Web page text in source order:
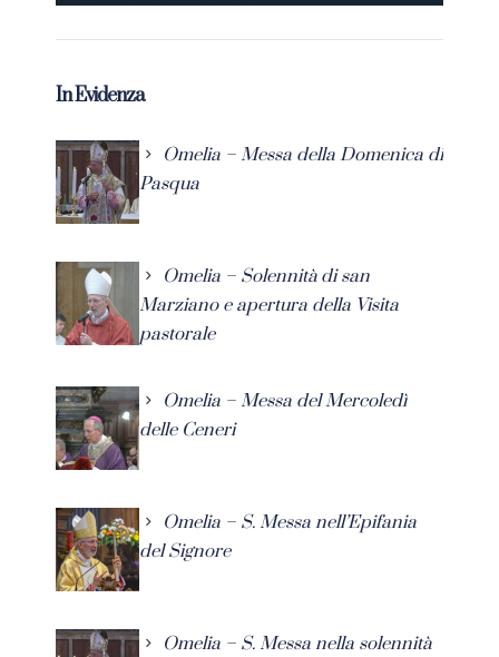
In Evidenza
Omelia – Messa della Domenica di
Pasqua
Omelia – Solennità di san
Marziano e apertura della Visita
pastorale
Omelia – Messa del Mercoledì
delle Ceneri
Omelia – S. Messa nell’Epifania
del Signore
Omelia – S. Messa nella solennità